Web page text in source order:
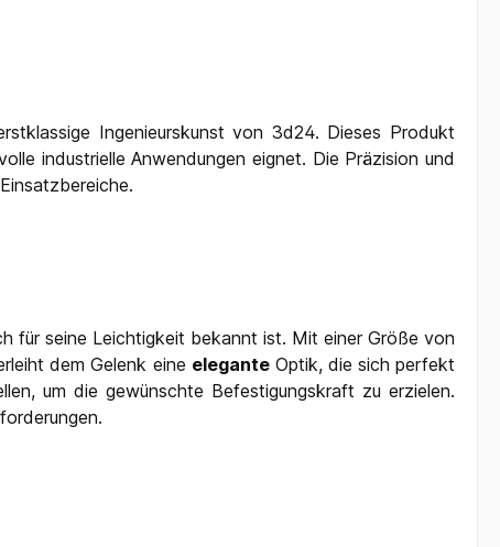
Ingenieurskunst von 3d24. Dieses Produkt
industrielle Anwendungen eignet. Die Präzision und
für seine Leichtigkeit bekannt ist. Mit einer Größe von
dem Gelenk eine eleganteOptik, die sich perfekt
um die gewünschte Befestigungskraft zu erzielen.